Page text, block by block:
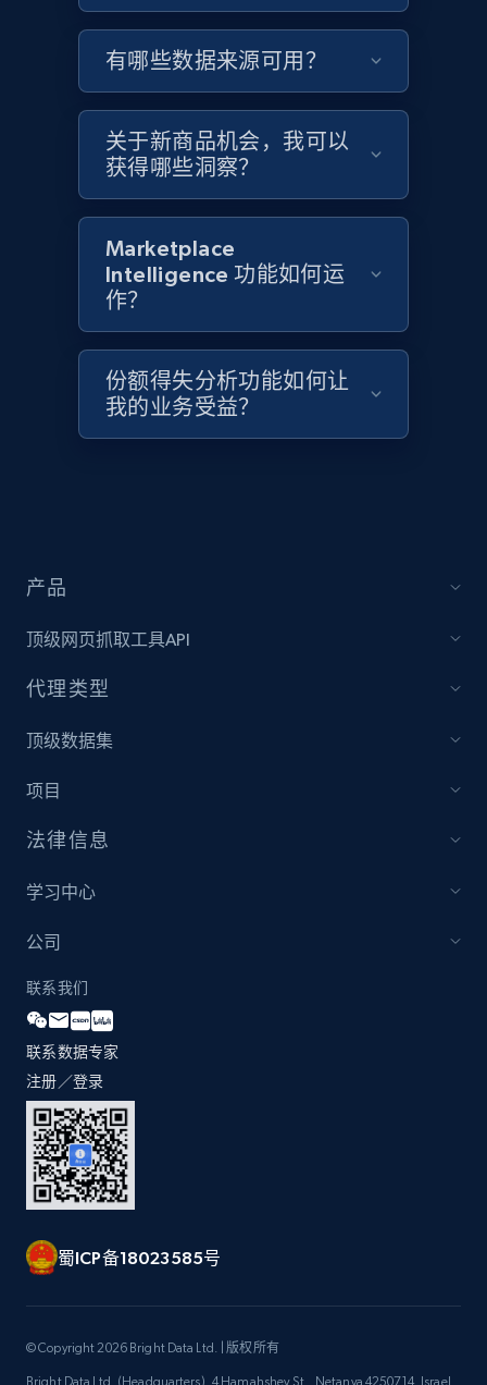
有哪些数据来源可用？
关于新商品机会，我可以
获得哪些洞察？
Marketplace
Intelligence 功能如何运
作？
份额得失分析功能如何让
我的业务受益？
产品
顶级网页抓取工具API
代理类型
顶级数据集
项目
法律信息
学习中心
公司
联系我们
联系数据专家
注册／登录
蜀ICP备18023585号
© Copyright 2026 Bright Data Ltd. | 版权所有